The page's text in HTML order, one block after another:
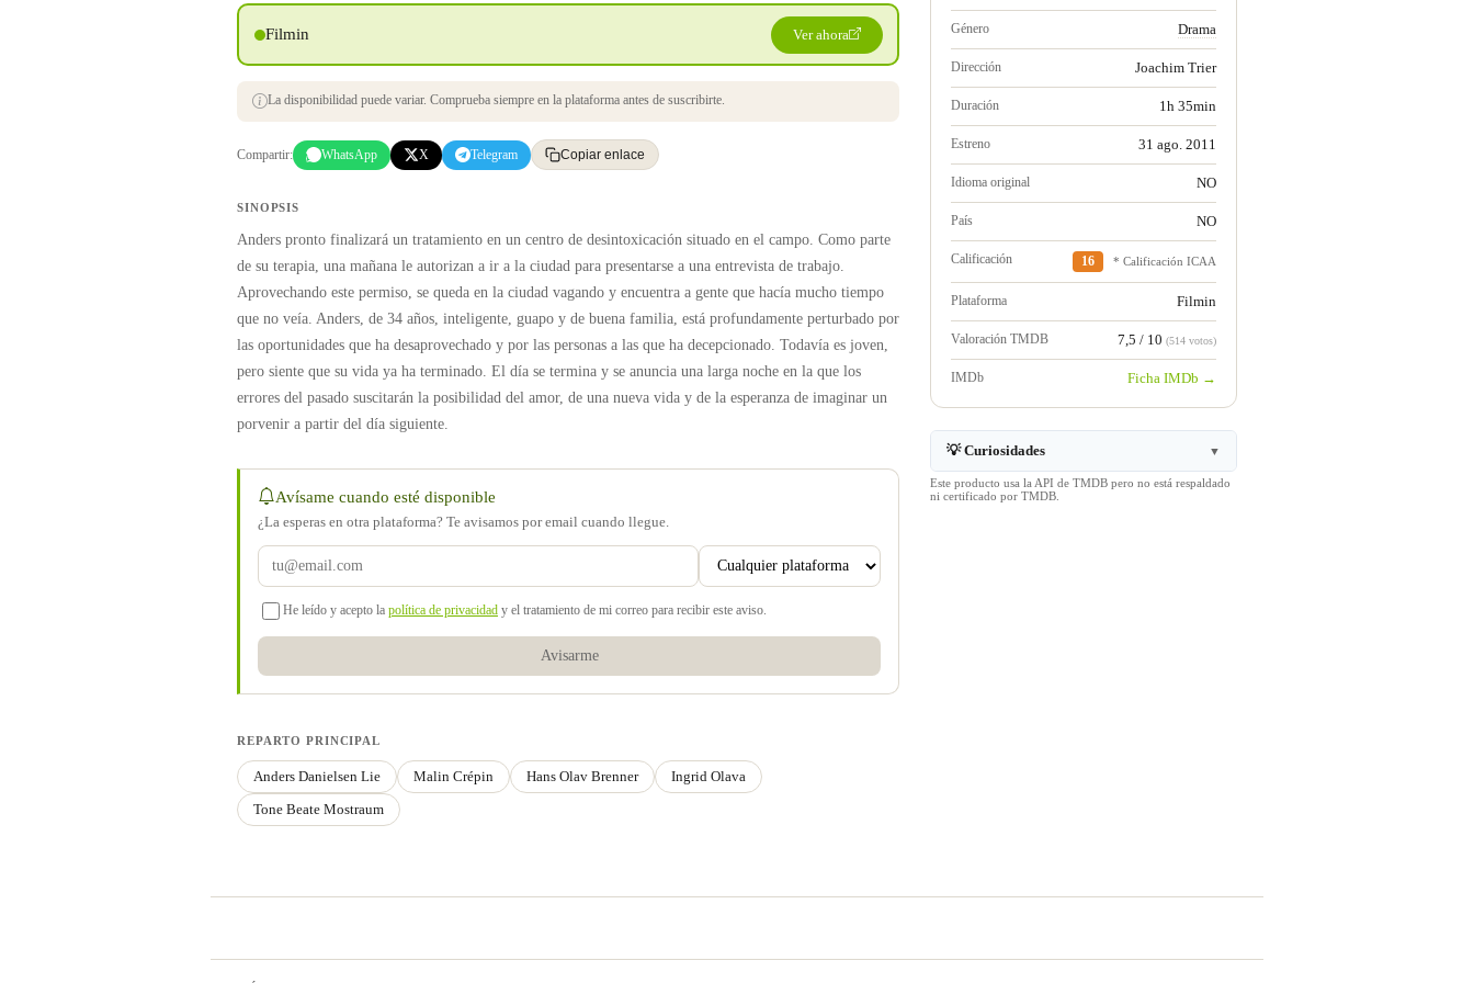
Filmin Ver ahora
La disponibilidad puede variar. Comprueba siempre en la plataforma antes de suscribirte.
Compartir: WhatsApp X Telegram Copiar enlace
SINOPSIS
Anders pronto finalizará un tratamiento en un centro de desintoxicación situado en el campo. Como parte
de su terapia, una mañana le autorizan a ir a la ciudad para presentarse a una entrevista de trabajo.
Aprovechando este permiso, se queda en la ciudad vagando y encuentra a gente que hacía mucho tiempo
que no veía. Anders, de 34 años, inteligente, guapo y de buena familia, está profundamente perturbado por
las oportunidades que ha desaprovechado y por las personas a las que ha decepcionado. Todavía es joven,
pero siente que su vida ya ha terminado. El día se termina y se anuncia una larga noche en la que los
errores del pasado suscitarán la posibilidad del amor, de una nueva vida y de la esperanza de imaginar un
porvenir a partir del día siguiente.
Avísame cuando esté disponible
¿La esperas en otra plataforma? Te avisamos por email cuando llegue.
He leído y acepto la política de privacidad y el tratamiento de mi correo para recibir este aviso.
Avisarme
REPARTO PRINCIPAL
Anders Danielsen Lie Malin Crépin Hans Olav Brenner
Ingrid Olava
Tone Beate Mostraum
Género Drama
Dirección Joachim Trier
Duración 1h 35min
Estreno 31 ago. 2011
Idioma original NO
País NO
Calificación 16 * Calificación ICAA
Plataforma Filmin
Valoración TMDB 7,5 / 10 (514 votos)
IMDb Ficha IMDb →
💡 Curiosidades ▼
Este producto usa la API de TMDB pero no está respaldado
ni certificado por TMDB.